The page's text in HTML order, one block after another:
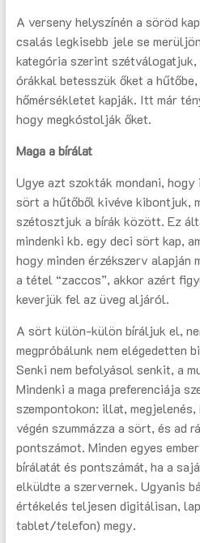
A verseny helyszínén a söröd
csalás legkisebb jele se
kategória szerint
órákkal betesszük őket a
hőmérsékletet kapják. Itt már
hogy megkóstolják őket.
Maga a bírálat
Ugye azt szokták mondani,
sört a hűtőből kivéve kibontjuk,
szétosztjuk a bírák között. Ez
mindenki kb. egy deci sört kap,
hogy minden érzékszerv alapján
a tétel “zaccos”, akkor azért
keverjük fel az üveg aljáról.
A sört külön-külön bíráljuk el,
megpróbálunk nem elégedetten
Senki nem befolyásol senkit, a
Mindenki a maga preferenciája
szempontokon: illat,
végén szummázza a sört, és ad
pontszámot. Minden egyes
bírálatát és pontszámát, ha a
elküldte a szervernek. Ugyanis
értékelés teljesen digitálisan,
tablet/telefon) megy.